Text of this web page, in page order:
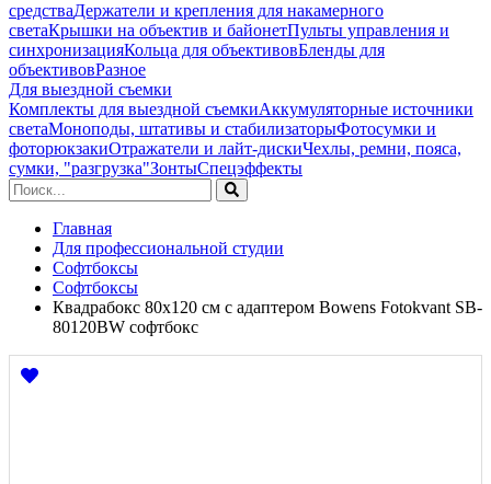
средстваДержатели и крепления для накамерного
светаКрышки на объектив и байонетПульты управления и
синхронизацияКольца для объективовБленды для
объективовРазное
Для выездной съемки
Комплекты для выездной съемкиАккумуляторные источники
светаМоноподы, штативы и стабилизаторыФотосумки и
фоторюкзакиОтражатели и лайт-дискиЧехлы, ремни, пояса,
сумки, "разгрузка"ЗонтыСпецэффекты
Главная
Для профессиональной студии
Софтбоксы
Софтбоксы
Квадрабокс 80х120 см с адаптером Bowens Fotokvant SB-
80120BW софтбокс